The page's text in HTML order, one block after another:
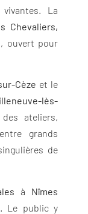
La
Chevaliers,
ouvert pour
Cèze et le
lès-
ateliers,
grands
de
à Nîmes
Le public y